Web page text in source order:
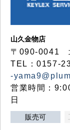
山久金物店
〒090-0041
TEL：0157-
-
営業時間：
日
販売可